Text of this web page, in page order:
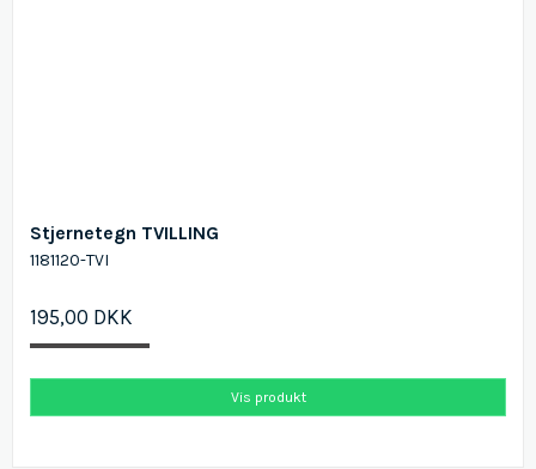
Stjernetegn TVILLING
1181120-TVI
195,00 DKK
Vis produkt